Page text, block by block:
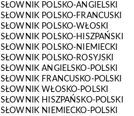
SŁOWNIK POLSKO-ANGIELSKI
SŁOWNIK POLSKO-FRANCUSKI
SŁOWNIK POLSKO-WŁOSKI
SŁOWNIK POLSKO-HISZPAŃSKI
SŁOWNIK POLSKO-NIEMIECKI
SŁOWNIK POLSKO-ROSYJSKI
SŁOWNIK ANGIELSKO-POLSKI
SŁOWNIK FRANCUSKO-POLSKI
SŁOWNIK WŁOSKO-POLSKI
SŁOWNIK HISZPAŃSKO-POLSKI
SŁOWNIK NIEMIECKO-POLSKI